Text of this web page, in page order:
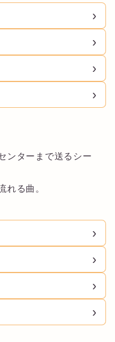
ンターまで送るシー
れる曲。